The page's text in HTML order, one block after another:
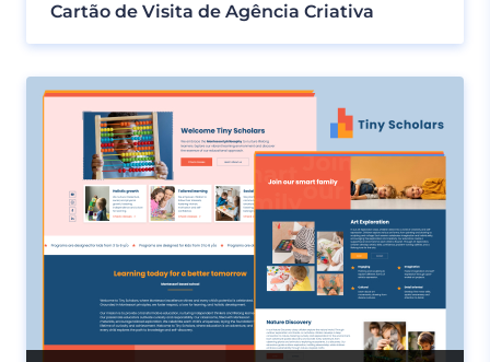
Cartão de Visita de Agência Criativa